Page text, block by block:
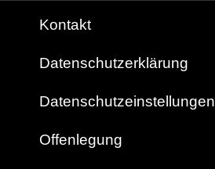
Kontakt
Datenschutzerklärung
Datenschutzeinstellungen
Offenlegung